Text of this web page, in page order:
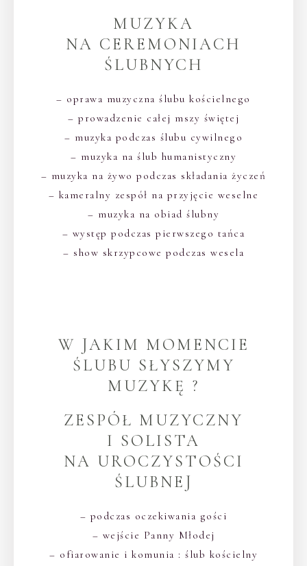
MUZYKA
NA CEREMONIACH
ŚLUBNYCH
– oprawa muzyczna ślubu kościelnego
– prowadzenie całej mszy świętej
– muzyka podczas ślubu cywilnego
– muzyka na ślub humanistyczny
– muzyka na żywo podczas składania życzeń
– kameralny zespół na przyjęcie weselne
– muzyka na obiad ślubny
– występ podczas pierwszego tańca
– show skrzypcowe podczas wesela
W JAKIM MOMENCIE
ŚLUBU SŁYSZYMY
MUZYKĘ ?
ZESPÓŁ MUZYCZNY
I SOLISTA
NA UROCZYSTOŚCI
ŚLUBNEJ
– podczas oczekiwania gości
– wejście Panny Młodej
– ofiarowanie i komunia : ślub kościelny